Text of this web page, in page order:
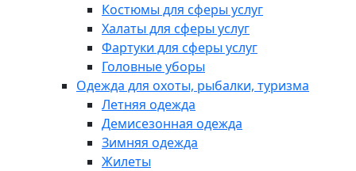
Костюмы для сферы услуг
Халаты для сферы услуг
Фартуки для сферы услуг
Головные уборы
Одежда для охоты, рыбалки, туризма
Летняя одежда
Демисезонная одежда
Зимняя одежда
Жилеты